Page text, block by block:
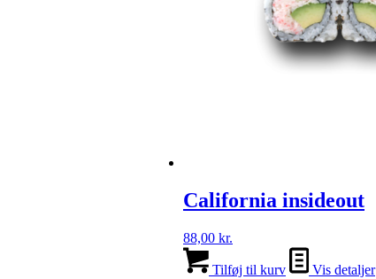
California insideout
88,00 kr.
Tilføj til kurv Vis detaljer